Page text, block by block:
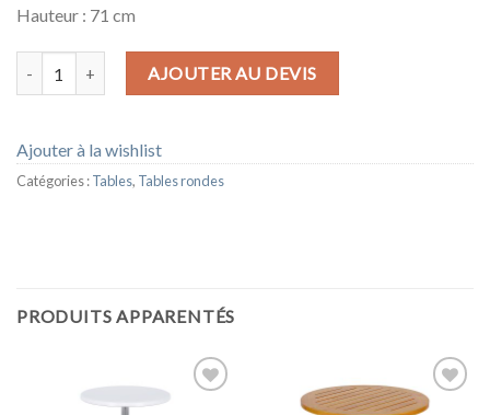
Hauteur : 71 cm
quantité de TABLE RONDE LOUISE
AJOUTER AU DEVIS
Ajouter à la wishlist
Catégories :Tables, Tables rondes
PRODUITS APPARENTÉS
Ajouter